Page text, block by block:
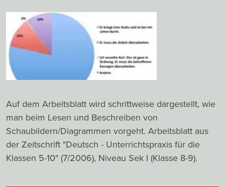
Auf dem Arbeitsblatt wird schrittweise dargestellt, wie
man beim Lesen und Beschreiben von
Schaubildern/Diagrammen vorgeht. Arbeitsblatt aus
der Zeitschrift "Deutsch - Unterrichtspraxis für die
Klassen 5-10" (7/2006), Niveau Sek I (Klasse 8-9).